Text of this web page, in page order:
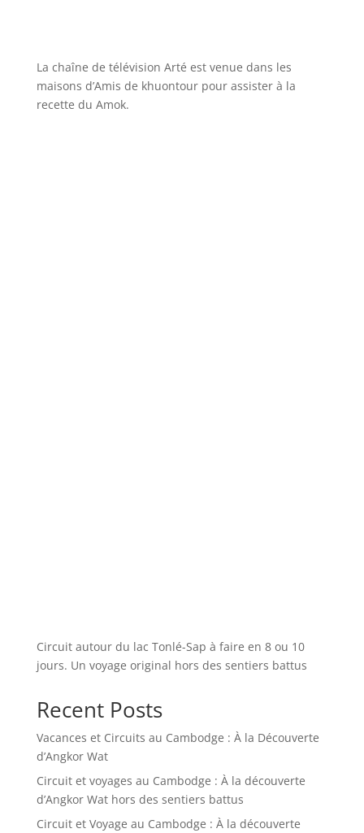
La chaîne de télévision Arté est venue dans les
maisons d’Amis de khuontour pour assister à la
recette du Amok.
Circuit autour du lac Tonlé-Sap à faire en 8 ou 10
jours. Un voyage original hors des sentiers battus
Recent Posts
Vacances et Circuits au Cambodge : À la Découverte
d’Angkor Wat
Circuit et voyages au Cambodge : À la découverte
d’Angkor Wat hors des sentiers battus
Circuit et Voyage au Cambodge : À la découverte